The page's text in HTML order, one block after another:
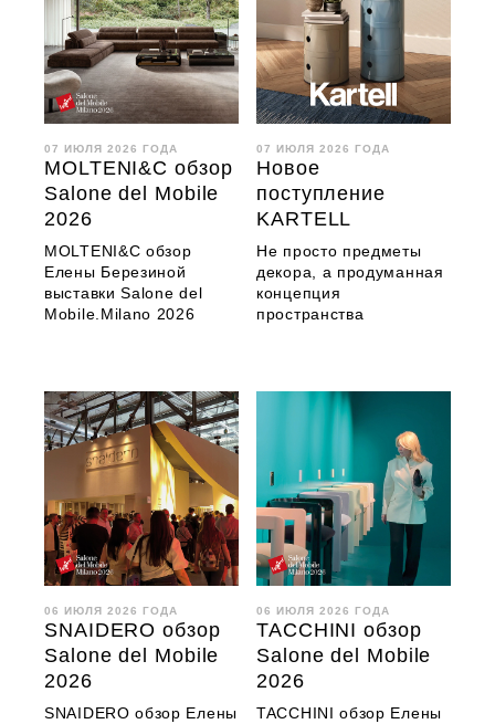
07 ИЮЛЯ 2026 ГОДА
MOLTENI&C обзор
Salone del Mobile
2026
MOLTENI&C обзор
Елены Березиной
выставки Salone del
Mobile.Milano 2026
07 ИЮЛЯ 2026 ГОДА
Новое
поступление
KARTELL
Не просто предметы
декора, а продуманная
концепция
пространства
06 ИЮЛЯ 2026 ГОДА
SNAIDERO обзор
Salone del Mobile
2026
SNAIDERO обзор Елены
06 ИЮЛЯ 2026 ГОДА
TACCHINI обзор
Salone del Mobile
2026
TACCHINI обзор Елены